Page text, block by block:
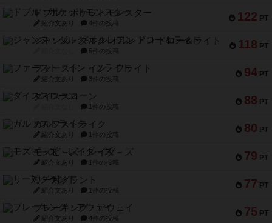
122 PT
ドブル：ポケットモンスター
紹介文あり 4件の投稿
118 PT
ジャンヌ・ダルク-オルレアン ドロー＆ライト
5件の投稿
94 PT
ファースト・イン・フライト
紹介文あり 3件の投稿
88 PT
ダイススローン
1件の投稿
80 PT
ガルフストライク
紹介文あり 1件の投稿
79 PT
モズビ－ズ・レイダ－ズ
紹介文あり 1件の投稿
77 PT
リー対グラント
紹介文あり 1件の投稿
75 PT
ブレーキング・アウェイ
紹介文あり 4件の投稿